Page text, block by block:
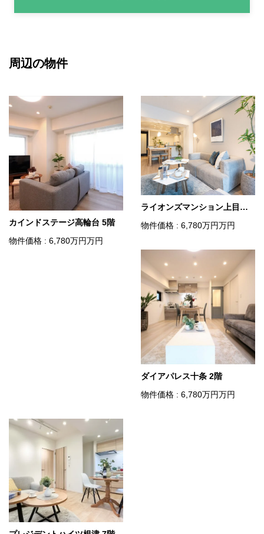
周辺の物件
カインドステージ高輪台 5階
物件価格 : 6,780万円万円
ライオンズマンション上目黒 2階
物件価格 : 6,780万円万円
ダイアパレス十条 2階
物件価格 : 6,780万円万円